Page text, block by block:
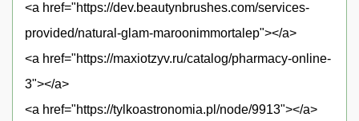
<a href="https://dev.beautynbrushes.com/services-
provided/natural-glam-maroonimmortalep"></a>
<a href="https://maxiotzyv.ru/catalog/pharmacy-online-
3"></a>
<a href="https://tylkoastronomia.pl/node/9913"></a>